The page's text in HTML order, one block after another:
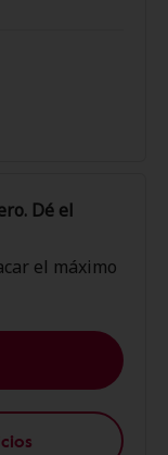
Dé el
el máximo